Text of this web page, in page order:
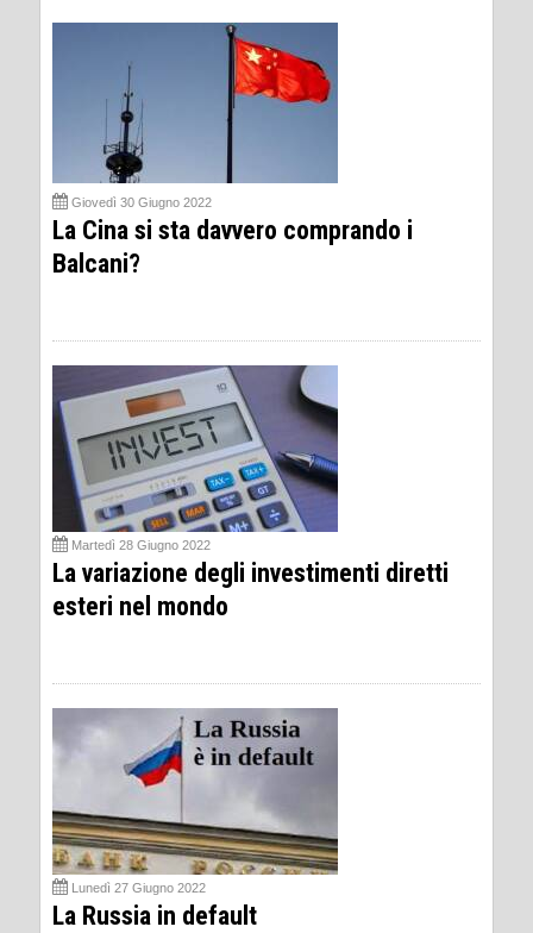
Giovedì 30 Giugno 2022
La Cina si sta davvero comprando i
Balcani?
Martedì 28 Giugno 2022
La variazione degli investimenti diretti
esteri nel mondo
Lunedì 27 Giugno 2022
La Russia in default